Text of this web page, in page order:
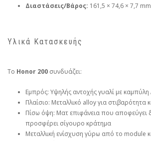
Διαστάσεις/Βάρος: 161,5 × 74,6 × 7,7
Υλικά Κατασκευής
Το Honor 200 συνδυάζει:
Εμπρός: Υψηλής αντοχής γυαλί με καμπύλη
Πλαίσιο: Μεταλλικό alloy για στιβαρότητα
Πίσω όψη: Ματ επιφάνεια που αποφεύγει
προσφέρει σίγουρο κράτημα
Μεταλλική ενίσχυση γύρω από το module